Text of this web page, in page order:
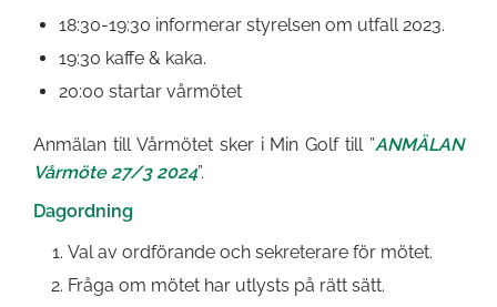
18:30-19:30 informerar styrelsen om utfall 2023.
19:30 kaffe & kaka.
20:00 startar vårmötet
Anmälan till Vårmötet sker i Min Golf till ”ANMÄLAN
Vårmöte 27/3 2024”.
Dagordning
Val av ordförande och sekreterare för mötet.
Fråga om mötet har utlysts på rätt sätt.